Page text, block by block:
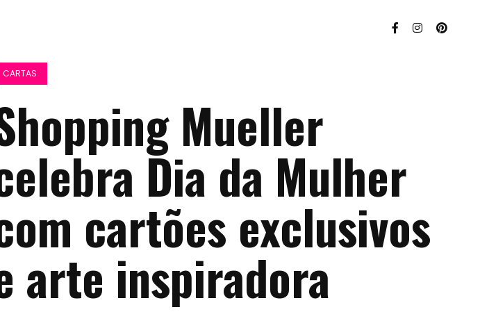
CARTAS
Mueller
Dia da Mulher
cartões exclusivos
arte inspiradora